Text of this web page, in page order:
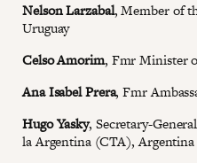
Nelson Larzabal, Member of
Uruguay
Celso Amorim, Fmr Minister
Ana Isabel Prera, Fmr
Hugo Yasky, Secretary-
la Argentina (CTA), Argentina